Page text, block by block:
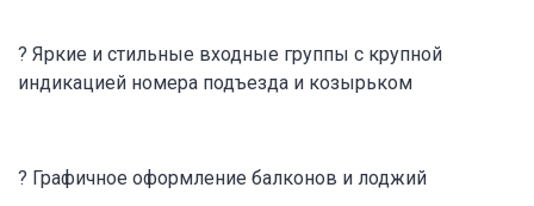
? Яркие и стильные входные группы с крупной
индикацией номера подъезда и козырьком
? Графичное оформление балконов и лоджий